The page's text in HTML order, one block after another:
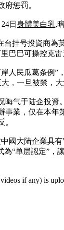
惩罚。
日 身體美白乳,
挂号投資商
巴巴可操控克
人民瓜葛条例”
，一旦被禁，
气于陆企投資
業，仅在本
。
國大陆企業具
“单层認定”
if any) is